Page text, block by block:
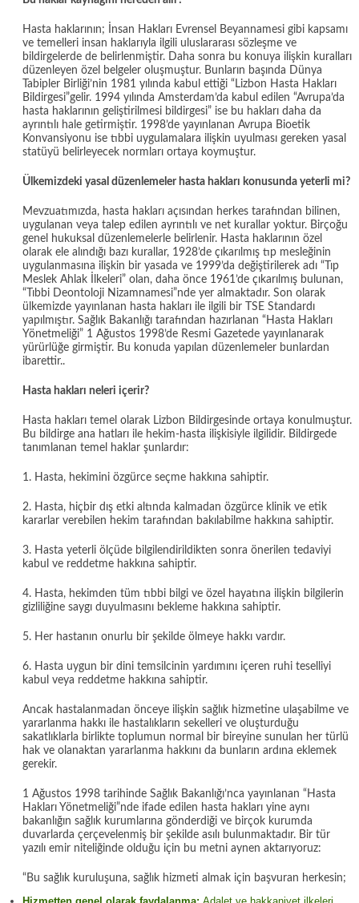
Hasta haklarının; İnsan Hakları Evrensel Beyannamesi gibi kapsamı
ve temelleri insan haklarıyla ilgili uluslararası sözleşme ve
bildirgelerde de belirlenmiştir. Daha sonra bu konuya ilişkin kuralları
düzenleyen özel belgeler oluşmuştur. Bunların başında Dünya
Tabipler Birliği’nin 1981 yılında kabul ettiği “Lizbon Hasta Hakları
Bildirgesi”gelir. 1994 yılında Amsterdam’da kabul edilen “Avrupa’da
hasta haklarının geliştirilmesi bildirgesi” ise bu hakları daha da
ayrıntılı hale getirmiştir. 1998’de yayınlanan Avrupa Bioetik
Konvansiyonu ise tıbbi uygulamalara ilişkin uyulması gereken yasal
statüyü belirleyecek normları ortaya koymuştur.
Ülkemizdeki yasal düzenlemeler hasta hakları konusunda yeterli mi?
Mevzuatımızda, hasta hakları açısından herkes tarafından bilinen,
uygulanan veya talep edilen ayrıntılı ve net kurallar yoktur. Birçoğu
genel hukuksal düzenlemelerle belirlenir. Hasta haklarının özel
olarak ele alındığı bazı kurallar, 1928’de çıkarılmış tıp mesleğinin
uygulanmasına ilişkin bir yasada ve 1999’da değiştirilerek adı “Tıp
Meslek Ahlak İlkeleri” olan, daha önce 1961’de çıkarılmış bulunan,
“Tıbbi Deontoloji Nizamnamesi”nde yer almaktadır. Son olarak
ülkemizde yayınlanan hasta hakları ile ilgili bir TSE Standardı
yapılmıştır. Sağlık Bakanlığı tarafından hazırlanan “Hasta Hakları
Yönetmeliği” 1 Ağustos 1998’de Resmi Gazetede yayınlanarak
yürürlüğe girmiştir. Bu konuda yapılan düzenlemeler bunlardan
ibarettir..
Hasta hakları neleri içerir?
Hasta hakları temel olarak Lizbon Bildirgesinde ortaya konulmuştur.
Bu bildirge ana hatları ile hekim-hasta ilişkisiyle ilgilidir. Bildirgede
tanımlanan temel haklar şunlardır:
1. Hasta, hekimini özgürce seçme hakkına sahiptir.
2. Hasta, hiçbir dış etki altında kalmadan özgürce klinik ve etik
kararlar verebilen hekim tarafından bakılabilme hakkına sahiptir.
3. Hasta yeterli ölçüde bilgilendirildikten sonra önerilen tedaviyi
kabul ve reddetme hakkına sahiptir.
4. Hasta, hekimden tüm tıbbi bilgi ve özel hayatına ilişkin bilgilerin
gizliliğine saygı duyulmasını bekleme hakkına sahiptir.
5. Her hastanın onurlu bir şekilde ölmeye hakkı vardır.
6. Hasta uygun bir dini temsilcinin yardımını içeren ruhi teselliyi
kabul veya reddetme hakkına sahiptir.
Ancak hastalanmadan önceye ilişkin sağlık hizmetine ulaşabilme ve
yararlanma hakkı ile hastalıkların sekelleri ve oluşturduğu
sakatlıklarla birlikte toplumun normal bir bireyine sunulan her türlü
hak ve olanaktan yararlanma hakkını da bunların ardına eklemek
gerekir.
1 Ağustos 1998 tarihinde Sağlık Bakanlığı’nca yayınlanan “Hasta
Hakları Yönetmeliği”nde ifade edilen hasta hakları yine aynı
bakanlığın sağlık kurumlarına gönderdiği ve birçok kurumda
duvarlarda çerçevelenmiş bir şekilde asılı bulunmaktadır. Bir tür
yazılı emir niteliğinde olduğu için bu metni aynen aktarıyoruz:
“Bu sağlık kuruluşuna, sağlık hizmeti almak için başvuran herkesin;